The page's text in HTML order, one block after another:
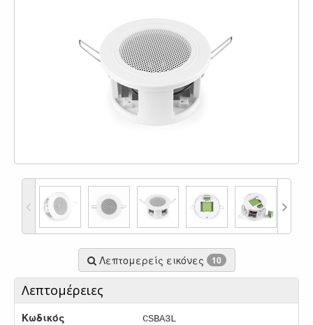
Λεπτομερείς εικόνες 10
Λεπτομέρειες
Κωδικός CSBA3L